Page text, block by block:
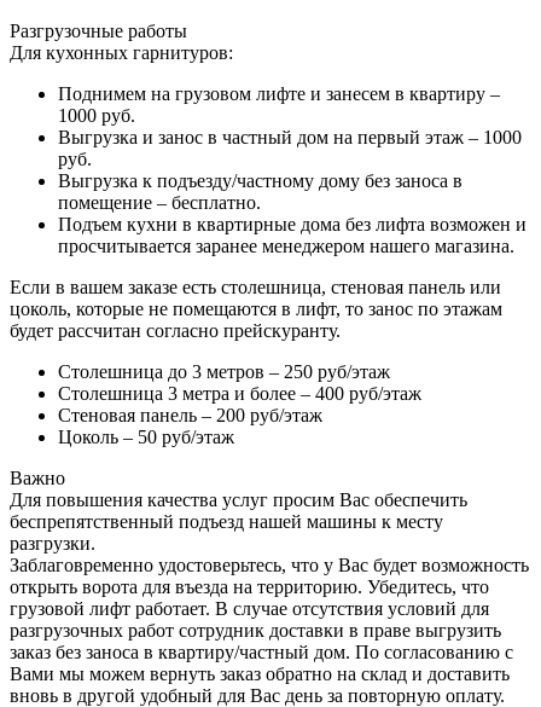
Разгрузочные работы
Для кухонных гарнитуров:
Поднимем на грузовом лифте и занесем в квартиру –
1000 руб.
Выгрузка и занос в частный дом на первый этаж – 1000
руб.
Выгрузка к подъезду/частному дому без заноса в
помещение – бесплатно.
Подъем кухни в квартирные дома без лифта возможен и
просчитывается заранее менеджером нашего магазина.
Если в вашем заказе есть столешница, стеновая панель или
цоколь, которые не помещаются в лифт, то занос по этажам
будет рассчитан согласно прейскуранту.
Столешница до 3 метров – 250 руб/этаж
Столешница 3 метра и более – 400 руб/этаж
Стеновая панель – 200 руб/этаж
Цоколь – 50 руб/этаж
Важно
Для повышения качества услуг просим Вас обеспечить
беспрепятственный подъезд нашей машины к месту
разгрузки.
Заблаговременно удостоверьтесь, что у Вас будет возможность
открыть ворота для въезда на территорию. Убедитесь, что
грузовой лифт работает. В случае отсутствия условий для
разгрузочных работ сотрудник доставки в праве выгрузить
заказ без заноса в квартиру/частный дом. По согласованию с
Вами мы можем вернуть заказ обратно на склад и доставить
вновь в другой удобный для Вас день за повторную оплату.